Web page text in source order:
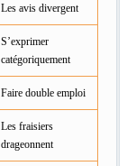
Les avis divergent
S’exprimer
catégoriquement
Faire double emploi
Les fraisiers
drageonnent